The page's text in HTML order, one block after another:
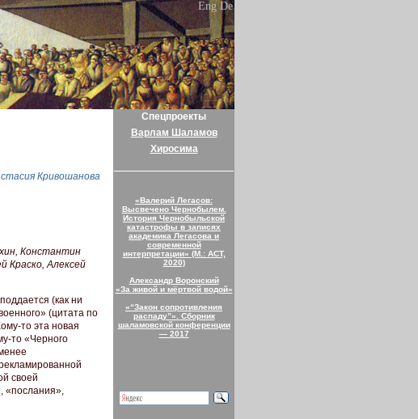
Eng De
Кривошанова
Константин
Краско, Алексей
(как ни
(цитата по
то эта новая
то «Черного
своей
«послания»,
Спецпроекты
Варлам Шаламов
Хиросима
«Валерий Легасов:
Высвечено Чернобылем.
История Чернобыльской
катастрофы в записях
академика Легасова и
современной
интерпретации» (М.: АСТ,
2020)
Александр Воронский
«За живой и мёртвой водой»
«“Закон сопротивления
распаду”». Сборник
шаламовской конференции
— 2017